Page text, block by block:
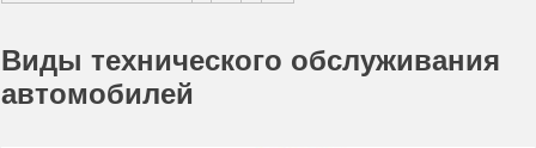
Виды технического обслуживания
автомобилей